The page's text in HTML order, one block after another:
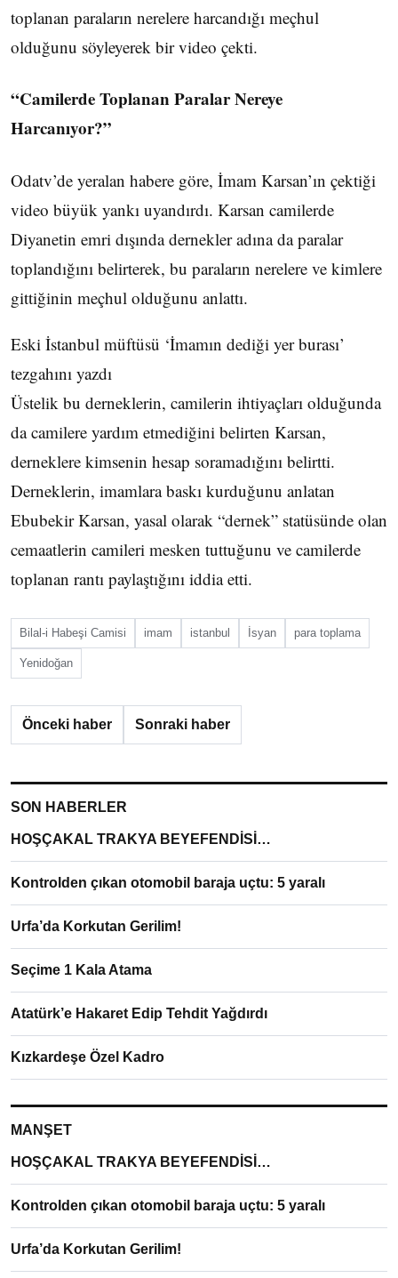
toplanan paraların nerelere harcandığı meçhul
olduğunu söyleyerek bir video çekti.
“Camilerde Toplanan Paralar Nereye
Harcanıyor?”
Odatv’de yeralan habere göre, İmam Karsan’ın çektiği
video büyük yankı uyandırdı. Karsan camilerde
Diyanetin emri dışında dernekler adına da paralar
toplandığını belirterek, bu paraların nerelere ve kimlere
gittiğinin meçhul olduğunu anlattı.
Eski İstanbul müftüsü ‘İmamın dediği yer burası’
tezgahını yazdı
Üstelik bu derneklerin, camilerin ihtiyaçları olduğunda
da camilere yardım etmediğini belirten Karsan,
derneklere kimsenin hesap soramadığını belirtti.
Derneklerin, imamlara baskı kurduğunu anlatan
Ebubekir Karsan, yasal olarak “dernek” statüsünde olan
cemaatlerin camileri mesken tuttuğunu ve camilerde
toplanan rantı paylaştığını iddia etti.
Bilal-i Habeşi Camisi imam istanbul İsyan para toplama
Yenidoğan
Önceki haber Sonraki haber
SON HABERLER
HOŞÇAKAL TRAKYA BEYEFENDİSİ…
Kontrolden çıkan otomobil baraja uçtu: 5 yaralı
Urfa’da Korkutan Gerilim!
Seçime 1 Kala Atama
Atatürk’e Hakaret Edip Tehdit Yağdırdı
Kızkardeşe Özel Kadro
MANŞET
HOŞÇAKAL TRAKYA BEYEFENDİSİ…
Kontrolden çıkan otomobil baraja uçtu: 5 yaralı
Urfa’da Korkutan Gerilim!